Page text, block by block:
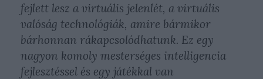
fejlett lesz a virtuális jelenlét, a virtuális
valóság technológiák, amire bármikor
bárhonnan rákapcsolódhatunk. Ez egy
nagyon komoly mesterséges intelligencia
fejlesztéssel és egy játékkal van